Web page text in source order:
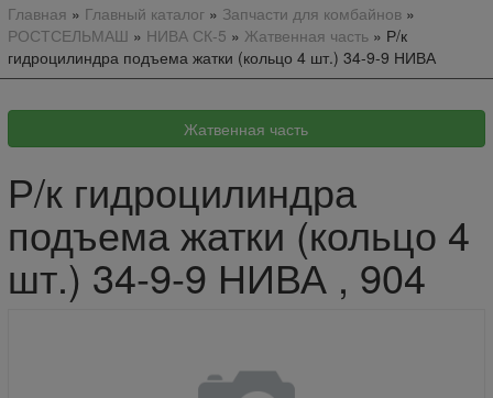
Главная » Главный каталог» Запчасти для комбайнов»
РОСТСЕЛЬМАШ » НИВА СК-5 » Жатвенная часть» Р/к
гидроцилиндра подъема жатки (кольцо 4 шт.) 34-9-9 НИВА
Р/к гидроцилиндра
подъема жатки (кольцо 4
шт.) 34-9-9 НИВА , 904